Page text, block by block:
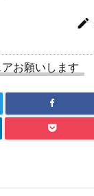

お願いします